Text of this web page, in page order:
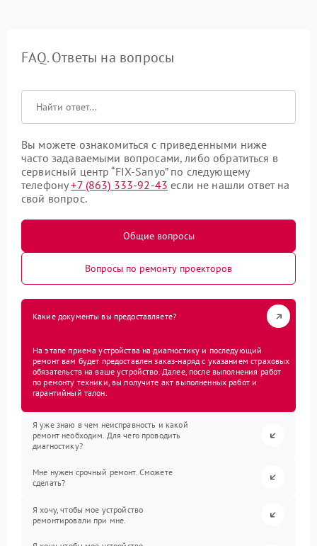
FAQ. Ответы на вопросы
Вы можете ознакомиться с приведенными ниже
часто задаваемыми вопросами, либо обратиться в
сервисный центр “FIX-Sanyo” по следующему
телефону+7 (863) 333-92-43 если не нашли ответ на
свой вопрос.
Общие вопросы
Вопросы по ремонту проекторов
Какие документы вы предоставляете?
На этапе приема устройства на диагностику и последующий
ремонт вам будет предоставлен заказ-наряд с указанием страховых
обязательств на ваше устройство. Далее, после выполнения работ
по ремонту техники, вы получите акт выполненных работ и
гарантийный талон.
Я уже знаю в чем неисправность и какой
ремонт необходим. Для чего проводить
диагностику?
Мне нужен срочный ремонт. Сможете
сделать?
Я хочу, чтобы мое устройство
ремонтировали при мне.